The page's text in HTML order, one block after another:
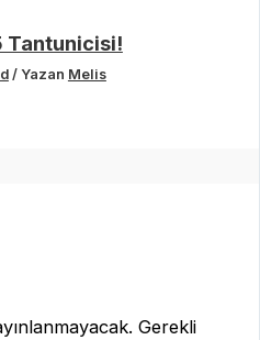
Tantunicisi!
/ Yazan Melis
Gerekli